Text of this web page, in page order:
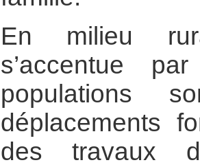
En milieu
s’accentue
populations
déplacements
des travaux